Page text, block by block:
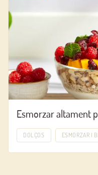
Esmorzar altament
DOLÇOS ESMORZAR I